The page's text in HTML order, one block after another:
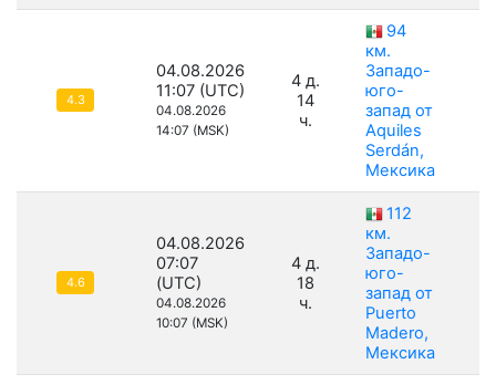
4.3
04.08.2026
11:07 (UTC)
04.08.2026
14:07 (MSK)
4 д.
14
ч.
94
км.
Западо-
юго-
запад от
Aquiles
Serdán,
Мексика
4.6
04.08.2026
07:07
(UTC)
04.08.2026
10:07 (MSK)
4 д.
18
ч.
112
км.
Западо-
юго-
запад от
Puerto
Madero,
Мексика